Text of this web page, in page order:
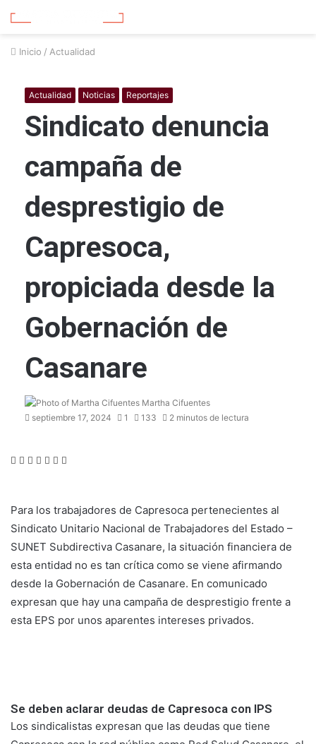
Inicio / Actualidad
Actualidad Noticias Reportajes
Sindicato denuncia
campaña de
desprestigio de
Capresoca,
propiciada desde la
Gobernación de
Casanare
Martha Cifuentes
septiembre 17, 2024
1 133 2 minutos de lectura
Facebook
Twitter
LinkedIn
WhatsApp
Telegram
Compartir
electrónico
Para los trabajadores de Capresoca pertenecientes al
Sindicato Unitario Nacional de Trabajadores del Estado –
SUNET Subdirectiva Casanare, la situación financiera de
esta entidad no es tan crítica como se viene afirmando
desde la Gobernación de Casanare. En comunicado
expresan que hay una campaña de desprestigio frente a
esta EPS por unos aparentes intereses privados.
Se deben aclarar deudas de Capresoca con IPS
Los sindicalistas expresan que las deudas que tiene